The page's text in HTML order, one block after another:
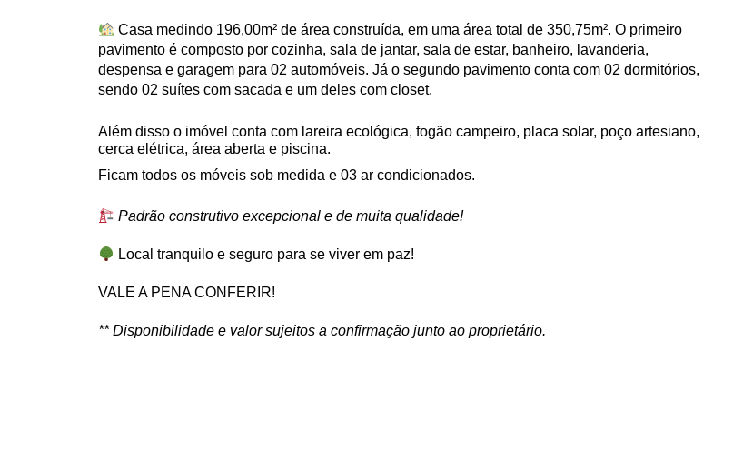
Casa medindo 196,00m² de área construída, em uma área total de 350,75m². O primeiro
pavimento é composto por cozinha, sala de jantar, sala de estar, banheiro, lavanderia,
despensa e garagem para 02 automóveis. Já o segundo pavimento conta com 02 dormitórios,
sendo 02 suítes com sacada e um deles com closet.
Além disso o imóvel conta com lareira ecológica, fogão campeiro, placa solar, poço artesiano,
cerca elétrica, área aberta e piscina.
Ficam todos os móveis sob medida e 03 ar condicionados.
Padrão construtivo excepcional e de muita qualidade!
Local tranquilo e seguro para se viver em paz!
VALE A PENA CONFERIR!
** Disponibilidade e valor sujeitos a confirmação junto ao proprietário.